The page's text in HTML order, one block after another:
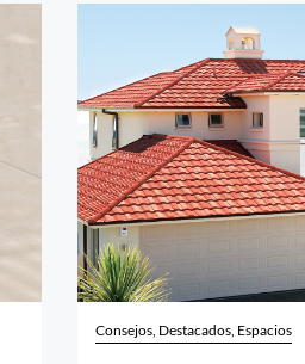
Consejos, Destacados, Espacios